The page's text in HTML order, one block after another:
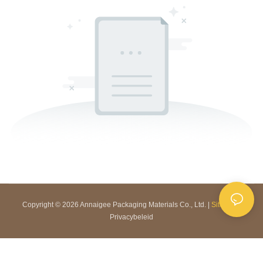
Copyright © 2026 Annaigee Packaging Materials Co., Ltd. | Sitemap|
Privacybeleid